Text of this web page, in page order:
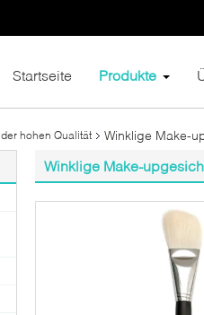
Startseite Produkte
hohen Qualität Winklige Make-
Winklige Make-